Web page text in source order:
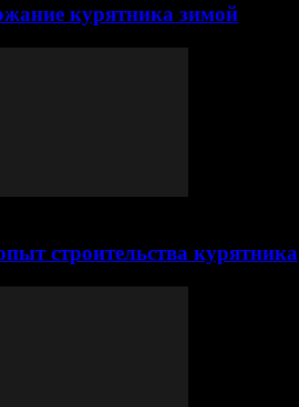
курятника зимой
строительства курятника